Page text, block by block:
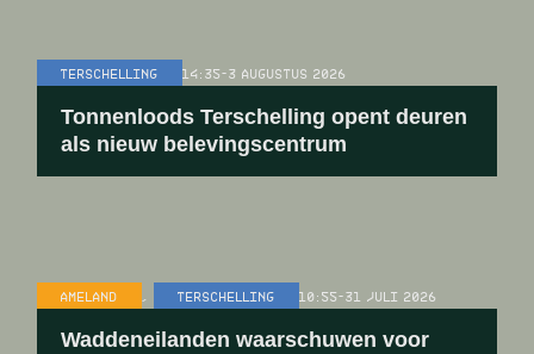
TERSCHELLING 14:35-3 AUGUSTUS 2026
Tonnenloods Terschelling opent deuren
als nieuw belevingscentrum
AMELAND , TERSCHELLING 10:55-31 JULI 2026
Waddeneilanden waarschuwen voor